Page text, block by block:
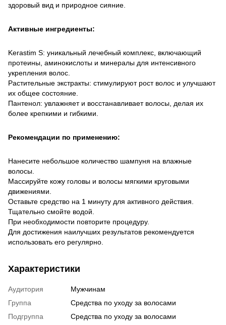
здоровый вид и природное сияние.
Активные ингредиенты:
Kerastim S: уникальный лечебный комплекс, включающий
протеины, аминокислоты и минералы для интенсивного
укрепления волос.
Растительные экстракты: стимулируют рост волос и улучшают
их общее состояние.
Пантенол: увлажняет и восстанавливает волосы, делая их
более крепкими и гибкими.
Рекомендации по применению:
Нанесите небольшое количество шампуня на влажные
волосы.
Массируйте кожу головы и волосы мягкими круговыми
движениями.
Оставьте средство на 1 минуту для активного действия.
Тщательно смойте водой.
При необходимости повторите процедуру.
Для достижения наилучших результатов рекомендуется
использовать его регулярно.
Характеристики
Аудитория
Мужчинам
Группа
Средства по уходу за волосами
Подгруппа
Средства по уходу за волосами